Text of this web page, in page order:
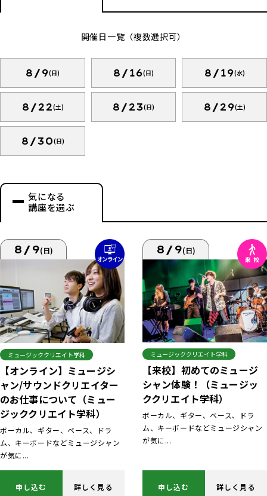
開催日一覧（複数選択可）
8/9(日) 8/16(日) 8/19(水)
8/22(土) 8/23(日) 8/29(土)
8/30(日)
気になる
講座を選ぶ
8/9(日)
ミュージッククリエイト学科
【オンライン】ミュージシ
ャン/サウンドクリエイター
のお仕事について（ミュー
ジッククリエイト学科）
ボーカル、ギター、ベース、ドラ
ム、キーボードなどミュージシャン
が気に...
申し込む 詳しく見る
8/9(日)
ミュージッククリエイト学科
【来校】初めてのミュージ
シャン体験！（ミュージッ
ククリエイト学科）
ボーカル、ギター、ベース、ドラ
ム、キーボードなどミュージシャン
が気に...
申し込む 詳しく見る